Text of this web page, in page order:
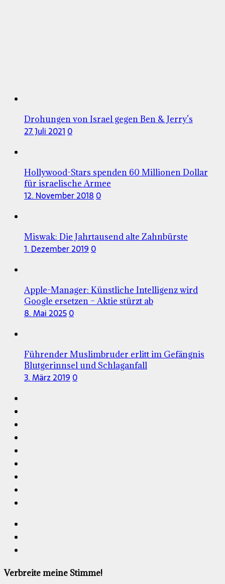
Drohungen von Israel gegen Ben & Jerry’s
27. Juli 2021 0
Hollywood-Stars spenden 60 Millionen Dollar
für israelische Armee
12. November 2018 0
Miswak: Die Jahrtausend alte Zahnbürste
1. Dezember 2019 0
Apple-Manager: Künstliche Intelligenz wird
Google ersetzen – Aktie stürzt ab
8. Mai 20250
Führender Muslimbruder erlitt im Gefängnis
Blutgerinnsel und Schlaganfall
3. März 2019 0
Verbreite meine Stimme!